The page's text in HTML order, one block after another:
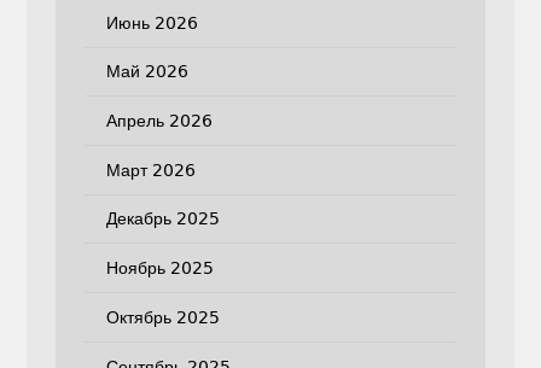
Июнь 2026
Май 2026
Апрель 2026
Март 2026
Декабрь 2025
Ноябрь 2025
Октябрь 2025